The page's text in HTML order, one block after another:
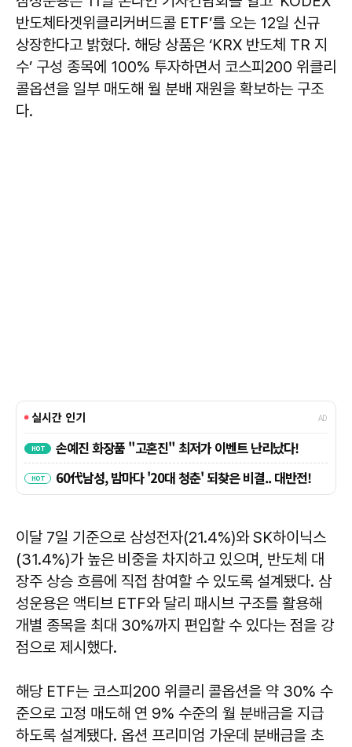
반도체타겟위클리커버드콜 ETF’를 오는 12일 신규
상장한다고 밝혔다. 해당 상품은 ‘KRX 반도체 TR 지
수’ 구성 종목에 100% 투자하면서 코스피200 위클리
콜옵션을 일부 매도해 월 분배 재원을 확보하는 구조
다.
이달 7일 기준으로 삼성전자(21.4%)와 SK하이닉스
(31.4%)가 높은 비중을 차지하고 있으며, 반도체 대
장주 상승 흐름에 직접 참여할 수 있도록 설계됐다. 삼
성운용은 액티브 ETF와 달리 패시브 구조를 활용해
개별 종목을 최대 30%까지 편입할 수 있다는 점을 강
점으로 제시했다.
해당 ETF는 코스피200 위클리 콜옵션을 약 30% 수
준으로 고정 매도해 연 9% 수준의 월 분배금을 지급
하도록 설계됐다. 옵션 프리미엄 가운데 분배금을 초